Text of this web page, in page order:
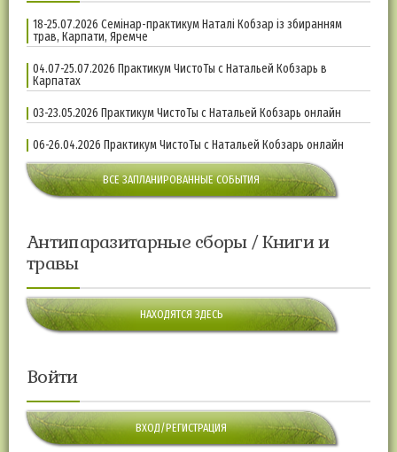
18-25.07.2026 Семінар-практикум Наталі Кобзар із збиранням
трав, Карпати, Яремче
04.07-25.07.2026 Практикум ЧистоТы с Натальей Кобзарь в
Карпатах
03-23.05.2026 Практикум ЧистоТы с Натальей Кобзарь онлайн
06-26.04.2026 Практикум ЧистоТы с Натальей Кобзарь онлайн
ВСЕ ЗАПЛАНИРОВАННЫЕ СОБЫТИЯ
Антипаразитарные сборы / Книги и
травы
НАХОДЯТСЯ ЗДЕСЬ
Войти
ВХОД/РЕГИСТРАЦИЯ